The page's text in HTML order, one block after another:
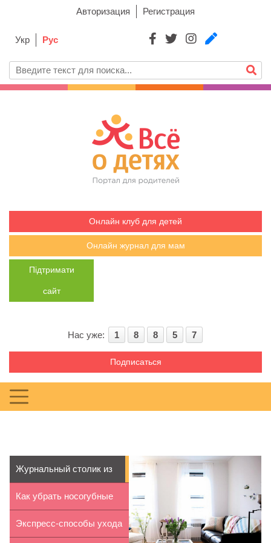
Авторизация Регистрация
Укр Рус
Онлайн клуб для детей
Онлайн журнал для мам
Підтримати
сайт
Нас уже: 1 8 8 5 7
Подписаться
Журнальный столик из
оконной ра...
Как убрать носогубные
складки н...
Экспресс-способы ухода